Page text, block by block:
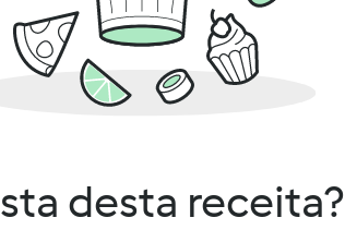
desta receita?